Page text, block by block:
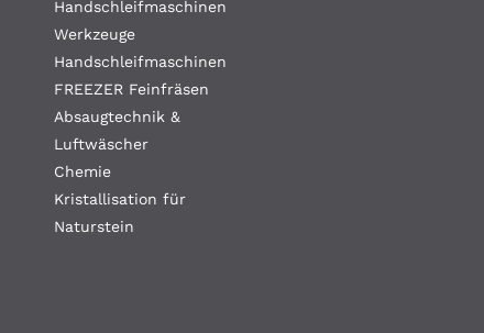
Handschleifmaschinen
Werkzeuge
Handschleifmaschinen
FREEZER Feinfräsen
Absaugtechnik &
Luftwäscher
Chemie
Kristallisation für
Naturstein